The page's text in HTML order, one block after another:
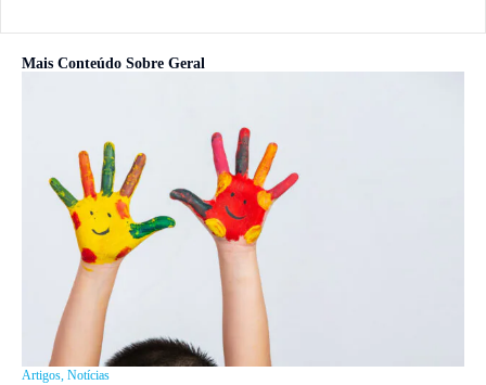
Mais Conteúdo Sobre Geral
Artigos, Notícias